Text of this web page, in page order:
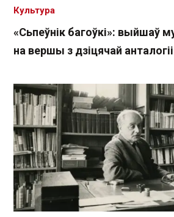
«Сьпеўнік багоўкі»: выйшаў
на вершы з дзіцячай
Культура